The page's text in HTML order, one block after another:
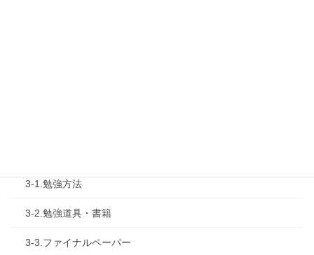
3-1.勉強方法
3-2.勉強道具・書籍
3-3.ファイナルペーパー